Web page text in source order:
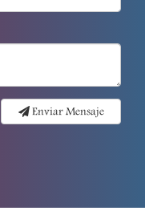
Enviar Mensaje